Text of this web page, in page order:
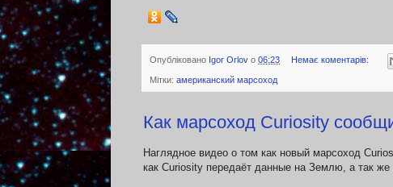
Опубліковано Igor Orlov о 06:23 Немає коментарів:
Мітки: американский марсоход
Как марсоход Сuriosity
Наглядное видео о том как новый марсоход
как Сuriosity передаёт данные на Землю, а так же